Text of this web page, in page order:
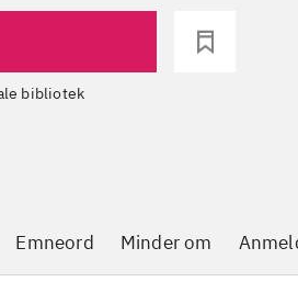
bibliotek
Emneord Minder om